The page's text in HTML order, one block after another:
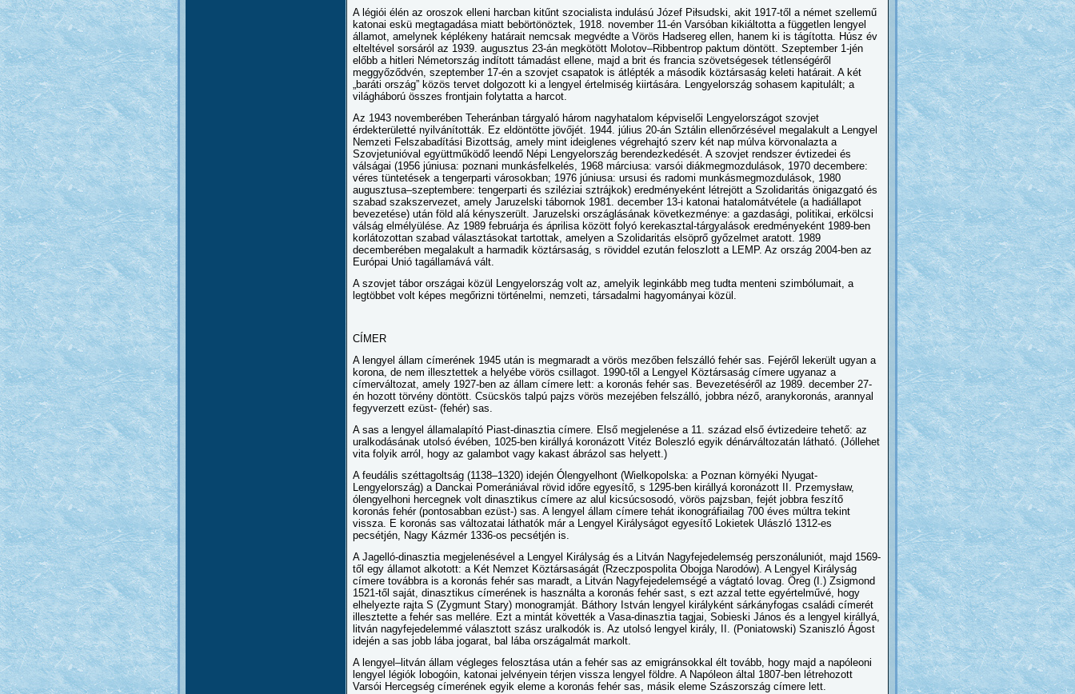
A légiói élén az oroszok elleni harcban kitűnt szocialista indulású Józef Piłsudski, akit 1917-től a német szellemű
katonai eskü megtagadása miatt bebörtönöztek, 1918. november 11-én Varsóban kikiáltotta a független lengyel
államot, amelynek képlékeny határait nemcsak megvédte a Vörös Hadsereg ellen, hanem ki is tágította. Húsz év
elteltével sorsáról az 1939. augusztus 23-án megkötött Molotov–Ribbentrop paktum döntött. Szeptember 1-jén
előbb a hitleri Németország indított támadást ellene, majd a brit és francia szövetségesek tétlenségéről
meggyőződvén, szeptember 17-én a szovjet csapatok is átlépték a második köztársaság keleti határait. A két
„baráti ország” közös tervet dolgozott ki a lengyel értelmiség kiirtására. Lengyelország sohasem kapitulált; a
világháború összes frontjain folytatta a harcot.
Az 1943 novemberében Teheránban tárgyaló három nagyhatalom képviselői Lengyelországot szovjet
érdekterületté nyilvánították. Ez eldöntötte jövőjét. 1944. július 20-án Sztálin ellenőrzésével megalakult a Lengyel
Nemzeti Felszabadítási Bizottság, amely mint ideiglenes végrehajtó szerv két nap múlva körvonalazta a
Szovjetunióval együttműködő leendő Népi Lengyelország berendezkedését. A szovjet rendszer évtizedei és
válságai (1956 júniusa: poznani munkásfelkelés, 1968 márciusa: varsói diákmegmozdulások, 1970 decembere:
véres tüntetések a tengerparti városokban; 1976 júniusa: ursusi és radomi munkásmegmozdulások, 1980
augusztusa–szeptembere: tengerparti és sziléziai sztrájkok) eredményeként létrejött a Szolidaritás önigazgató és
szabad szakszervezet, amely Jaruzelski tábornok 1981. december 13-i katonai hatalomátvétele (a hadiállapot
bevezetése) után föld alá kényszerült. Jaruzelski országlásának következménye: a gazdasági, politikai, erkölcsi
válság elmélyülése. Az 1989 februárja és áprilisa között folyó kerekasztal-tárgyalások eredményeként 1989-ben
korlátozottan szabad választásokat tartottak, amelyen a Szolidaritás elsöprő győzelmet aratott. 1989
decemberében megalakult a harmadik köztársaság, s röviddel ezután feloszlott a LEMP. Az ország 2004-ben az
Európai Unió tagállamává vált.
A szovjet tábor országai közül Lengyelország volt az, amelyik leginkább meg tudta menteni szimbólumait, a
legtöbbet volt képes megőrizni történelmi, nemzeti, társadalmi hagyományai közül.
CÍMER
A lengyel állam címerének 1945 után is megmaradt a vörös mezőben felszálló fehér sas. Fejéről lekerült ugyan a
korona, de nem illesztettek a helyébe vörös csillagot. 1990-től a Lengyel Köztársaság címere ugyanaz a
címerváltozat, amely 1927-ben az állam címere lett: a koronás fehér sas. Bevezetéséről az 1989. december 27-
én hozott törvény döntött. Csücskös talpú pajzs vörös mezejében felszálló, jobbra néző, aranykoronás, arannyal
fegyverzett ezüst- (fehér) sas.
A sas a lengyel államalapító Piast-dinasztia címere. Első megjelenése a 11. század első évtizedeire tehető: az
uralkodásának utolsó évében, 1025-ben királlyá koronázott Vitéz Boleszló egyik dénárváltozatán látható. (Jóllehet
vita folyik arról, hogy az galambot vagy kakast ábrázol sas helyett.)
A feudális széttagoltság (1138–1320) idején Ólengyelhont (Wielkopolska: a Poznan környéki Nyugat-
Lengyelország) a Danckai Pomerániával rövid időre egyesítő, s 1295-ben királlyá koronázott II. Przemysław,
ólengyelhoni hercegnek volt dinasztikus címere az alul kicsúcsosodó, vörös pajzsban, fejét jobbra feszítő
koronás fehér (pontosabban ezüst-) sas. A lengyel állam címere tehát ikonográfiailag 700 éves múltra tekint
vissza. E koronás sas változatai láthatók már a Lengyel Királyságot egyesítő Lokietek Ulászló 1312-es
pecsétjén, Nagy Kázmér 1336-os pecsétjén is.
A Jagelló-dinasztia megjelenésével a Lengyel Királyság és a Litván Nagyfejedelemség perszonáluniót, majd 1569-
től egy államot alkotott: a Két Nemzet Köztársaságát (Rzeczpospolita Obojga Narodów). A Lengyel Királyság
címere továbbra is a koronás fehér sas maradt, a Litván Nagyfejedelemségé a vágtató lovag. Öreg (I.) Zsigmond
1521-től saját, dinasztikus címerének is használta a koronás fehér sast, s ezt azzal tette egyértelművé, hogy
elhelyezte rajta S (Zygmunt Stary) monogramját. Báthory István lengyel királyként sárkányfogas családi címerét
illesztette a fehér sas mellére. Ezt a mintát követték a Vasa-dinasztia tagjai, Sobieski János és a lengyel királlyá,
litván nagyfejedelemmé választott szász uralkodók is. Az utolsó lengyel király, II. (Poniatowski) Szaniszló Ágost
idején a sas jobb lába jogarat, bal lába országalmát markolt.
A lengyel–litván állam végleges felosztása után a fehér sas az emigránsokkal élt tovább, hogy majd a napóleoni
lengyel légiók lobogóin, katonai jelvényein térjen vissza lengyel földre. A Napóleon által 1807-ben létrehozott
Varsói Hercegség címerének egyik eleme a koronás fehér sas, másik eleme Szászország címere lett.